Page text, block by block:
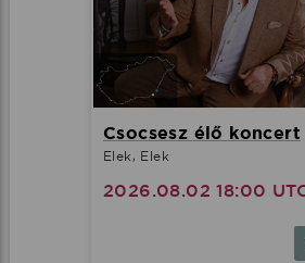
Csocsesz élő koncert
Elek, Elek
2026.08.02 18:00